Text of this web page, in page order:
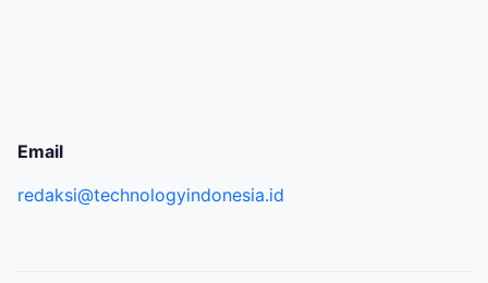
Email
redaksi@technologyindonesia.id